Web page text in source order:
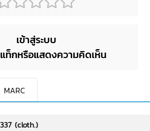
เข้าสู่ระบบ
ท็กหรือแสดงความคิดเห็น
MARC
(cloth.)